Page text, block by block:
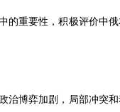
的重要性，积极评价中
治博弈加剧，局部冲突